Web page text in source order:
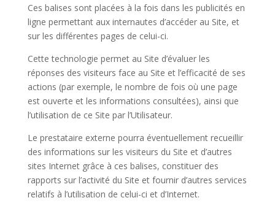
Ces balises sont placées à la fois dans les publicités en
ligne permettant aux internautes d’accéder au Site, et
sur les différentes pages de celui-ci.
Cette technologie permet au Site d’évaluer les
réponses des visiteurs face au Site et l’efficacité de ses
actions (par exemple, le nombre de fois où une page
est ouverte et les informations consultées), ainsi que
l’utilisation de ce Site par l’Utilisateur.
Le prestataire externe pourra éventuellement recueillir
des informations sur les visiteurs du Site et d’autres
sites Internet grâce à ces balises, constituer des
rapports sur l’activité du Site et fournir d’autres services
relatifs à l’utilisation de celui-ci et d’Internet.